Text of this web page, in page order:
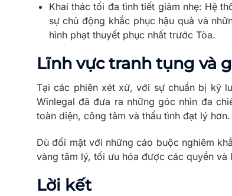
Khai thác tối đa tình tiết giảm nhẹ: Hệ
sự chủ động khắc phục hậu quả và
hình phạt thuyết phục nhất trước Tòa.
Lĩnh vực tranh tụng và
Tại các phiên xét xử, với sự chuẩn bị kỹ
Winlegal đã đưa ra những góc nhìn đa
toàn diện, công tâm và thấu tình đạt lý hơn.
Dù đối mặt với những cáo buộc nghiêm
vàng tâm lý, tối ưu hóa được các quyền
Lời kết